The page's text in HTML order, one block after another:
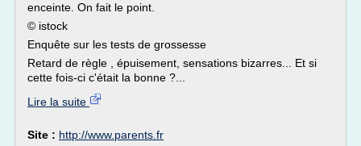
enceinte. On fait le point.
© istock
Enquête sur les tests de grossesse
Retard de règle , épuisement, sensations bizarres... Et si
cette fois-ci c'était la bonne ?...
Lire la suite
Site : http://www.parents.fr